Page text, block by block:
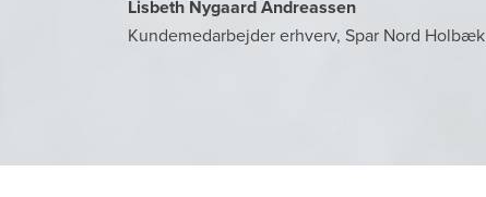
Lisbeth Nygaard Andreassen
Kundemedarbejder erhverv, Spar Nord Holbæk